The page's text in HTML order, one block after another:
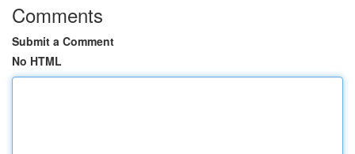
Comments
Submit a Comment
No HTML